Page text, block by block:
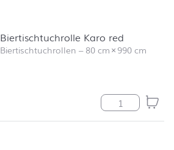
Biertischtuchrolle Karo red
Biertischtuchrollen –80 cm×990 cm